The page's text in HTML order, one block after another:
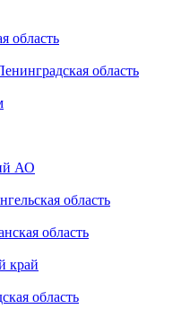
область
область
АО
область
область
край
область